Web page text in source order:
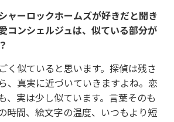
ャーロックホームズが好きだと聞き
コンシェルジュは、似ている部分が
く似ていると思います。探偵は残さ
、真実に近づいていきますよね。恋
、実は少し似ています。言葉そのも
時間、絵文字の温度、いつもより短